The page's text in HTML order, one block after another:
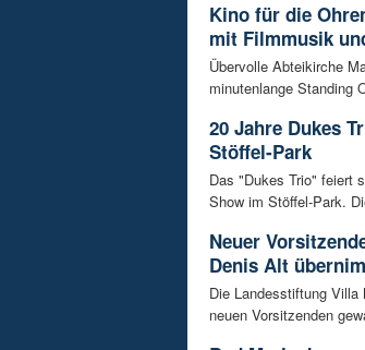
Kino für die
mit Filmmusik
Übervolle Abteikirche
minutenlange Standing
20 Jahre Dukes
Stöffel-Park
Das "Dukes Trio" feiert
Show im Stöffel-Park.
Neuer
Denis Alt
Die Landesstiftung
neuen Vorsitzenden